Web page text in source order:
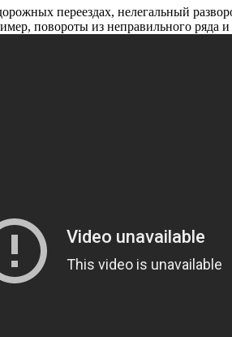
переездах, нелегальный
повороты из неправильного ряда